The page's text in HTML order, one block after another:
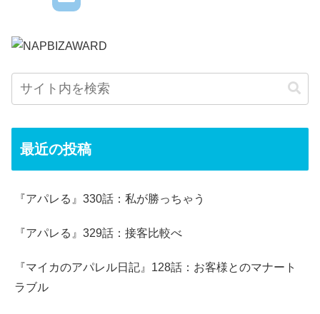
最近の投稿
『アパレる』330話：私が勝っちゃう
『アパレる』329話：接客比較べ
『マイカのアパレル日記』128話：お客様とのマナート
ラブル